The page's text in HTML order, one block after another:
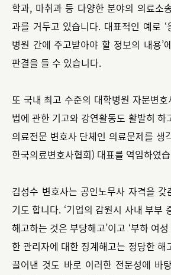
학과, 마취과 등 다양한 분야의 의료소
과를 거두고 있습니다. 대표적인 예로
병원 간에 주고받아야 할 정보의 내용’
판결을 들 수 있습니다.
또 국내 최고 수준의 대학병원 자문변
법에 관한 기고와 강연활동도 활발히 하
의료전문 변호사 단체인 의료문제를 생
한국의료변호사협회) 대표를 역임하였
김성수 변호사는 공인노무사 자격을 갖
기도 합니다. ‘기업의 감원시 사내 부부
해고하는 것은 부당해고’이고 ‘부하 여
한 관리자에 대한 징계해고는 정당한 해
끌어낸 것도 바로 이러한 전문성에 바